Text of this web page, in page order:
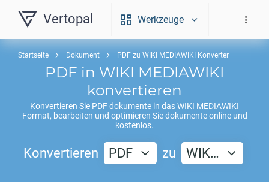
Vertopal Werkzeuge
Startseite Dokument PDF zu WIKI MEDIAWIKI Konverter
PDF in WIKI MEDIAWIKI
konvertieren
Konvertieren Sie PDFdokumente in dasWIKI MEDIAWIKI
Format, bearbeiten und optimieren Sie dokumente online und
kostenlos.
Konvertieren PDF zu WIK…